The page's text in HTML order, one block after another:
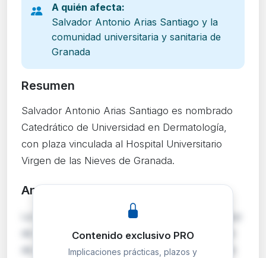
A quién afecta:
Salvador Antonio Arias Santiago y la
comunidad universitaria y sanitaria de
Granada
Resumen
Salvador Antonio Arias Santiago es nombrado
Catedrático de Universidad en Dermatología,
con plaza vinculada al Hospital Universitario
Virgen de las Nieves de Granada.
Análisis detallado
La Universidad de Granada y el Servicio Andaluz
de Salud resuelven conjuntamente el concurso
de acceso convocado en febrero de 2026 para
Contenido exclusivo PRO
Implicaciones prácticas, plazos y